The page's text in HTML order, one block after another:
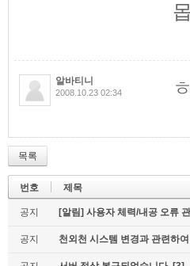
알바티니
2008.10.23 02:34
목록
번호 제목
공지 [알림] 사용자 체력/내공 오류
공지 천외천 시스템 변경과 관련하여